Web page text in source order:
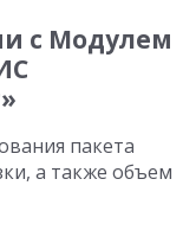
с Модулем
пакета
а также объем